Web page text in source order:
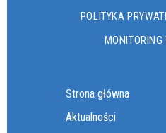
POLITYKA
Strona główna
Aktualności